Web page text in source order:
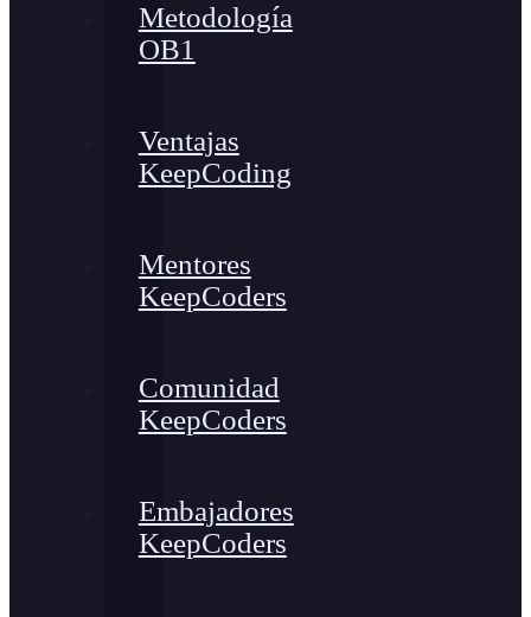
Metodología
OB1
Ventajas
KeepCoding
Mentores
KeepCoders
Comunidad
KeepCoders
Embajadores
KeepCoders